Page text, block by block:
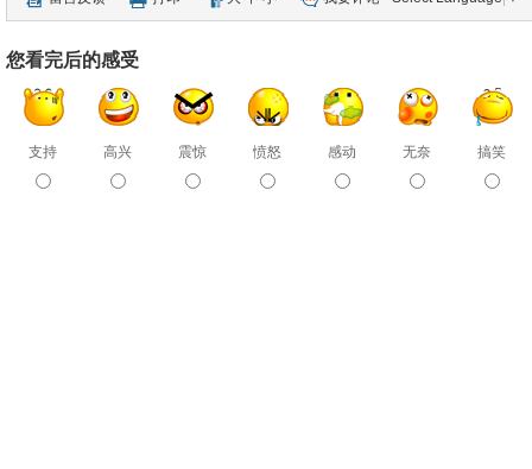
您看完后的感受
支持 高兴 震惊 愤怒 感动 无奈 搞笑